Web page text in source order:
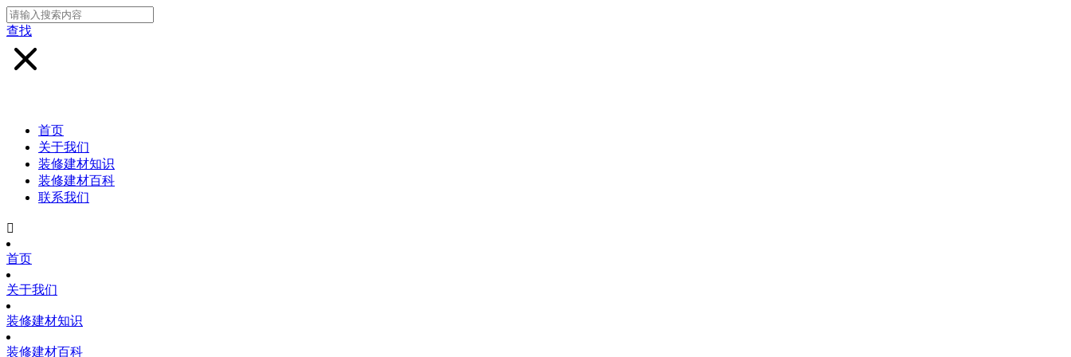
查找
首页
关于我们
装修建材知识
装修建材百科
联系我们

首页
关于我们
装修建材知识
装修建材百科